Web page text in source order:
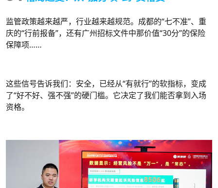
监管政策越来越严，行业越来越规范。成都的“七不准”、重
庆的“行前报备”，还有广州招标文件中那价值“30分”的保险
保障项……
这些信号告诉我们：安全，已经从“有就行”的软指标，变成
了“好不好、强不强”的硬门槛。它决定了我们能否拿到入场
资格。